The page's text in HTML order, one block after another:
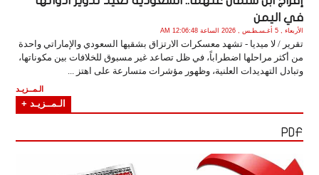
في اليمن
الأربعاء , 5 أغـسـطـس , 2026 الساعة 12:06:48 AM
تقرير / لا ميديا - تشهد معسكرات الارتزاق بشقيها السعودي والإماراتي واحدة
من أكثر مراحلها اضطراباً، في ظل تصاعد غير مسبوق للخلافات بين مكوناتها،
وتبادل التهديدات العلنية، وظهور مؤشرات متسارعة على اهتز ...
الـمــزيـد
الـمــزيـد +
PDF